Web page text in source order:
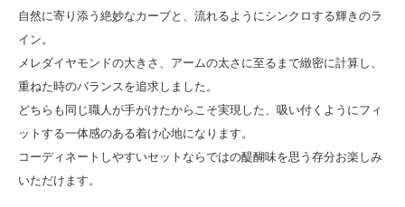
自然に寄り添う絶妙なカーブと、流れるようにシンクロする輝きのラ
イン。
メレダイヤモンドの大きさ、アームの太さに至るまで緻密に計算し、
重ねた時のバランスを追求しました。
どちらも同じ職人が手がけたからこそ実現した、吸い付くようにフィ
ットする一体感のある着け心地になります。
コーディネートしやすいセットならではの醍醐味を思う存分お楽しみ
いただけます。